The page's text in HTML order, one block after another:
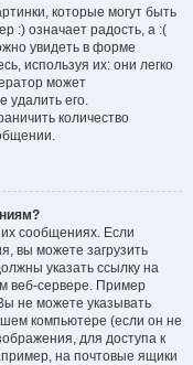
которые могут быть
:) означает радость, а :(
увидеть в форме
используя их: они легко
может
удалить его.
количество
сообщениях. Если
вы можете загрузить
указать ссылку на
веб-сервере. Пример
не можете указывать
компьютере (если он не
для доступа к
на почтовые ящики